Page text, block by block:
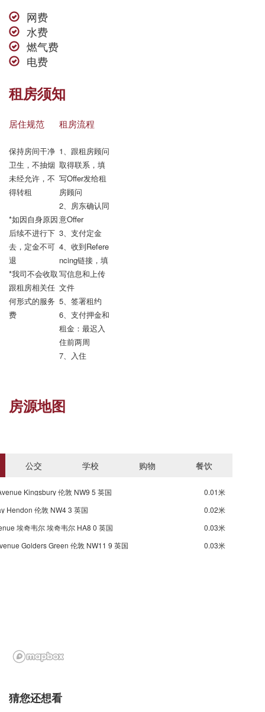
网费
水费
燃气费
电费
租房须知
居住规范
保持房间干净
卫生，不抽烟
未经允许，不
得转租
*如因自身原因
后续不进行下
去，定金不可
退
*我司不会收取
跟租房相关任
何形式的服务
费
租房流程
1、跟租房顾问
取得联系，填
写Offer发给租
房顾问
2、房东确认同
意Offer
3、支付定金
4、收到Refere
ncing链接，填
写信息和上传
文件
5、签署租约
6、支付押金和
租金：最迟入
住前两周
7、入住
房源地图
公交 学校 购物 餐饮
Kingsbury 伦敦 NW9 5 英国
0.01米
Hendon 伦敦 NW4 3 英国
0.02米
埃奇韦尔 埃奇韦尔 HA8 0 英国
0.03米
Golders Green 伦敦 NW11 9 英国
0.03米
猜您还想看